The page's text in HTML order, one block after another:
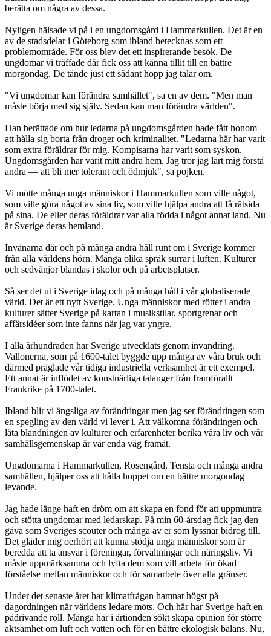
berätta om några av dessa.
Nyligen hälsade vi på i en ungdomsgård i Hammarkullen. Det är en
av de stadsdelar i Göteborg som ibland betecknas som ett
problemområde. För oss blev det ett inspirerande besök. De
ungdomar vi träffade där fick oss att känna tillit till en bättre
morgondag. De tände just ett sådant hopp jag talar om.
"Vi ungdomar kan förändra samhället", sa en av dem. "Men man
måste börja med sig själv. Sedan kan man förändra världen".
Han berättade om hur ledarna på ungdomsgården hade fått honom
att hålla sig borta från droger och kriminalitet. "Ledarna här har varit
som extra föräldrar för mig. Kompisarna har varit som syskon.
Ungdomsgården har varit mitt andra hem. Jag tror jag lärt mig förstå
andra — att bli mer tolerant och ödmjuk", sa pojken.
Vi mötte många unga människor i Hammarkullen som ville något,
som ville göra något av sina liv, som ville hjälpa andra att få rätsida
på sina. De eller deras föräldrar var alla födda i något annat land. Nu
är Sverige deras hemland.
Invånarna där och på många andra håll runt om i Sverige kommer
från alla världens hörn. Många olika språk surrar i luften. Kulturer
och sedvänjor blandas i skolor och på arbetsplatser.
Så ser det ut i Sverige idag och på många håll i vår globaliserade
värld. Det är ett nytt Sverige. Unga människor med rötter i andra
kulturer sätter Sverige på kartan i musikstilar, sportgrenar och
affärsidéer som inte fanns när jag var yngre.
I alla århundraden har Sverige utvecklats genom invandring.
Vallonerna, som på 1600-talet byggde upp många av våra bruk och
därmed präglade vår tidiga industriella verksamhet är ett exempel.
Ett annat är inflödet av konstnärliga talanger från framförallt
Frankrike på 1700-talet.
Ibland blir vi ängsliga av förändringar men jag ser förändringen som
en spegling av den värld vi lever i. Att välkomna förändringen och
låta blandningen av kulturer och erfarenheter berika våra liv och vår
samhällsgemenskap är vår enda väg framåt.
Ungdomarna i Hammarkullen, Rosengård, Tensta och många andra
samhällen, hjälper oss att hålla hoppet om en bättre morgondag
levande.
Jag hade länge haft en dröm om att skapa en fond för att uppmuntra
och stötta ungdomar med ledarskap. På min 60-årsdag fick jag den
gåva som Sveriges scouter och många av er som lyssnar bidrog till.
Det gläder mig oerhört att kunna stödja unga människor som är
beredda att ta ansvar i föreningar, förvaltningar och näringsliv. Vi
måste uppmärksamma och lyfta dem som vill arbeta för ökad
förståelse mellan människor och för samarbete över alla gränser.
Under det senaste året har klimatfrågan hamnat högst på
dagordningen när världens ledare möts. Och här har Sverige haft en
pådrivande roll. Många har i årtionden sökt skapa opinion för större
aktsamhet om luft och vatten och för en bättre ekologisk balans. Nu,